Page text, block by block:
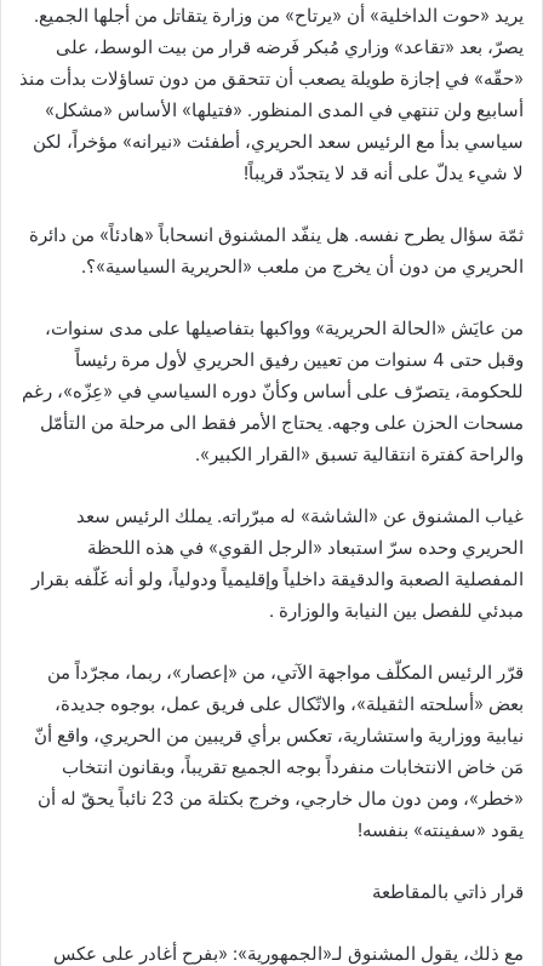
يريد «حوت الداخلية» أن «يرتاح» من وزارة يتقاتل من أجلها الجميع.
يصرّ، بعد «تقاعد» وزاري مُبكر فَرضه قرار من بيت الوسط، على
«حقّه» في إجازة طويلة يصعب أن تتحقق من دون تساؤلات بدأت منذ
أسابيع ولن تنتهي في المدى المنظور. «فتيلها» الأساس «مشكل»
سياسي بدأ مع الرئيس سعد الحريري، أطفئت «نيرانه» مؤخراً، لكن
لا شيء يدلّ على أنه قد لا يتجدّد قريباً!
ثمّة سؤال يطرح نفسه. هل ينفّد المشنوق انسحاباً «هادئاً» من دائرة
الحريري من دون أن يخرج من ملعب «الحريرية السياسية»؟.
من عايَش «الحالة الحريرية» وواكبها بتفاصيلها على مدى سنوات،
وقبل حتى 4 سنوات من تعيين رفيق الحريري لأول مرة رئيساً
للحكومة، يتصرّف على أساس وكأنّ دوره السياسي في «عِزّه»، رغم
مسحات الحزن على وجهه. يحتاج الأمر فقط الى مرحلة من التأمّل
والراحة كفترة انتقالية تسبق «القرار الكبير».
غياب المشنوق عن «الشاشة» له مبرّراته. يملك الرئيس سعد
الحريري وحده سرّ استبعاد «الرجل القوي» في هذه اللحظة
المفصلية الصعبة والدقيقة داخلياً وإقليمياً ودولياً، ولو أنه غَلّفه بقرار
مبدئي للفصل بين النيابة والوزارة .
قرّر الرئيس المكلّف مواجهة الآتي، من «إعصار»، ربما، مجرّداً من
بعض «أسلحته الثقيلة»، والاتّكال على فريق عمل، بوجوه جديدة،
نيابية ووزارية واستشارية، تعكس برأي قريبين من الحريري، واقع أنّ
مَن خاض الانتخابات منفرداً بوجه الجميع تقريباً، وبقانون انتخاب
«خطر»، ومن دون مال خارجي، وخرج بكتلة من 23 نائباً يحقّ له أن
يقود «سفينته» بنفسه!
قرار ذاتي بالمقاطعة
مع ذلك، يقول المشنوق لـ«الجمهورية»: «بفرح أغادر على عكس